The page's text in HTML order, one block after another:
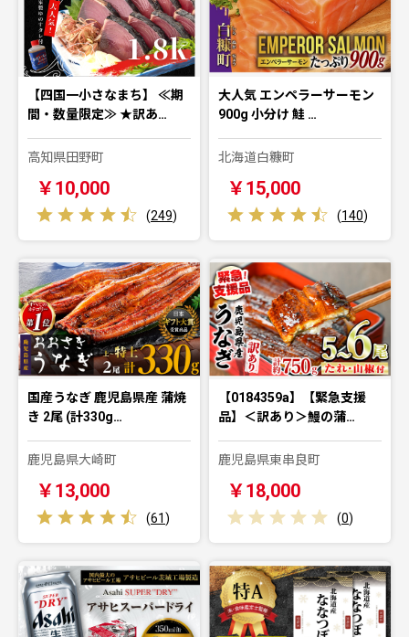
【四国一小さなまち】 ≪期
間・数量限定≫ ★訳あ…
高知県田野町
￥10,000
(249)
大人気 エンペラーサーモン
900g 小分け 鮭 …
北海道白糠町
￥15,000
(140)
国産うなぎ 鹿児島県産 蒲焼
き 2尾 (計330g…
鹿児島県大崎町
￥13,000
(61)
【0184359a】【緊急支援
品】＜訳あり＞鰻の蒲…
鹿児島県東串良町
￥18,000
(0)